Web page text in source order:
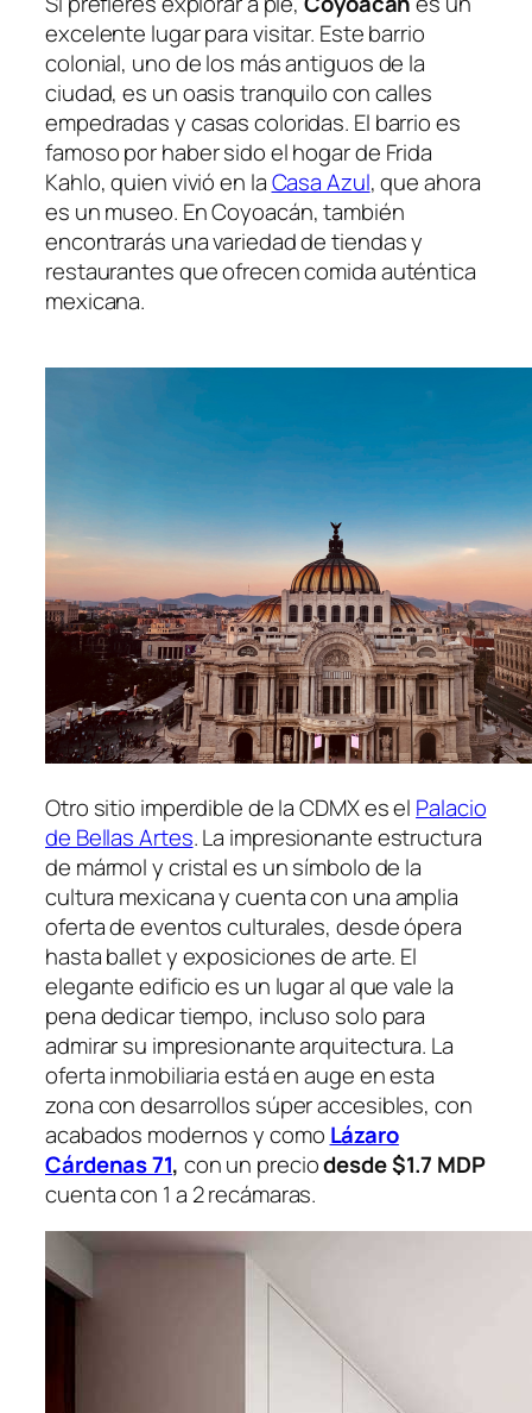
excelente lugar para visitar. Este barrio
colonial, uno de los más antiguos de la
ciudad, es un oasis tranquilo con calles
empedradas y casas coloridas. El barrio es
famoso por haber sido el hogar de Frida
Kahlo, quien vivió en laCasa Azul, que ahora
es un museo. En Coyoacán, también
encontrarás una variedad de tiendas y
restaurantes que ofrecen comida auténtica
mexicana.
Otro sitio imperdible de la CDMX es el Palacio
de Bellas Artes. La impresionante estructura
de mármol y cristal es un símbolo de la
cultura mexicana y cuenta con una amplia
oferta de eventos culturales, desde ópera
hasta ballet y exposiciones de arte. El
elegante edificio es un lugar al que vale la
pena dedicar tiempo, incluso solo para
admirar su impresionante arquitectura. La
oferta inmobiliaria está en auge en esta
zona con desarrollos súper accesibles, con
acabados modernos y como Lázaro
Cárdenas 71, con un preciodesde $1.7 MDP
cuenta con 1 a 2 recámaras.